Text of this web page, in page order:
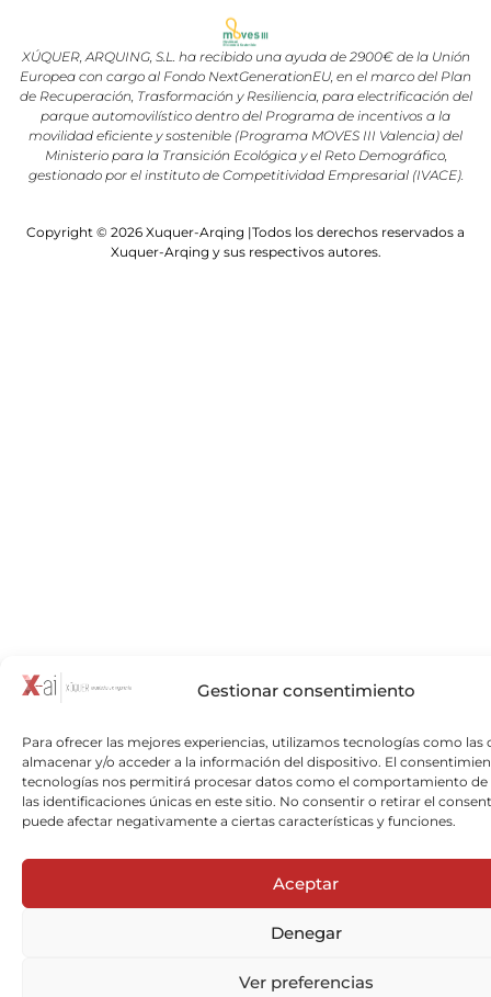
Gestionar consentimiento
Para ofrecer las mejores experiencias, utilizamos tecnologías como las
almacenar y/o acceder a la información del dispositivo. El
tecnologías nos permitirá procesar datos como el comportamiento de
las identificaciones únicas en este sitio. No consentir o retirar el
puede afectar negativamente a ciertas características y funciones.
Aceptar
Denegar
Ver preferencias
XÚQUER, ARQUING, S.L. ha recibido una ayuda de 2900€ de la Unión
Europea con cargo al Fondo NextGenerationEU, en el marco del Plan
de Recuperación, Trasformación y Resiliencia, para electrificación del
parque automovilístico dentro del Programa de incentivos a la
movilidad eficiente y sostenible (Programa MOVES III Valencia) del
Ministerio para la Transición Ecológica y el Reto Demográfico,
gestionado por el instituto de Competitividad Empresarial (IVACE).
Copyright © 2026 Xuquer-Arqing |Todos los derechos reservados a
Xuquer-Arqing y sus respectivos autores.